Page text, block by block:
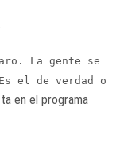
La gente se
el de verdad o
en el programa